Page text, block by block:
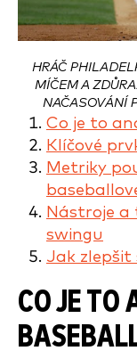
HRÁČ
MÍČEM A
NAČASOVÁNÍ
Co je to
Klíčové
Metriky
Nástroje a
swingu
Jak zlepšit
CO JE TO